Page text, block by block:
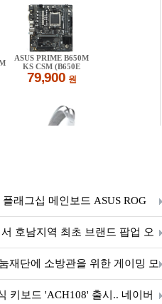
래그십 메인보드 ASUS ROG
출시 예정
호남지역 최초 브랜드 팝업 오
재단에 소방관을 위한 게이밍 모
키보드 'ACH108' 출시.. 네이버